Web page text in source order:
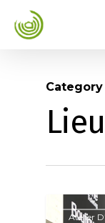
Category
Atelier